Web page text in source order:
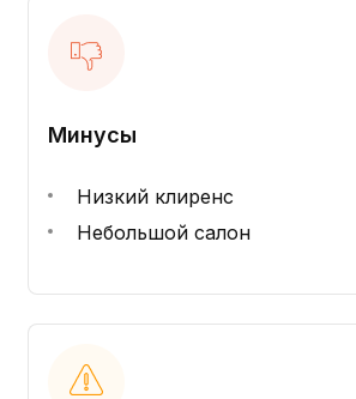
Минусы
Низкий клиренс
Небольшой салон